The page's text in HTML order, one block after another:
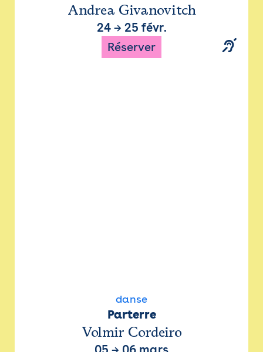
Andrea Givanovitch
24→ 25 févr.
Réserver
danse
Parterre
Volmir Cordeiro